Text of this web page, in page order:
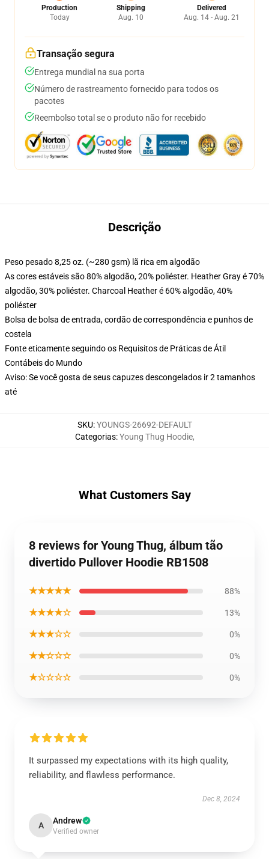
Production
Today
Shipping
Aug. 10
Delivered
Aug. 14 - Aug. 21
Transação segura
Entrega mundial na sua porta
Número de rastreamento fornecido para todos os
pacotes
Reembolso total se o produto não for recebido
Descrição
Peso pesado 8,25 oz. (~280 gsm) lã rica em algodão
As cores estáveis são 80% algodão, 20% poliéster. Heather Gray é 70%
algodão, 30% poliéster. Charcoal Heather é 60% algodão, 40%
poliéster
Bolsa de bolsa de entrada, cordão de correspondência e punhos de
costela
Fonte eticamente seguindo os Requisitos de Práticas de Átil
Contábeis do Mundo
Aviso: Se você gosta de seus capuzes descongelados ir 2 tamanhos
até
SKU:YOUNGS-26692-DEFAULT
Categorias:Young Thug Hoodie,
What Customers Say
8 reviews for Young Thug, álbum tão
divertido Pullover Hoodie RB1508
★★★★★ 88%
★★★★☆ 13%
★★★☆☆ 0%
★★☆☆☆ 0%
★☆☆☆☆ 0%
It surpassed my expectations with its high quality,
reliability, and flawless performance.
Dec 8, 2024
A Andrew
Verified owner